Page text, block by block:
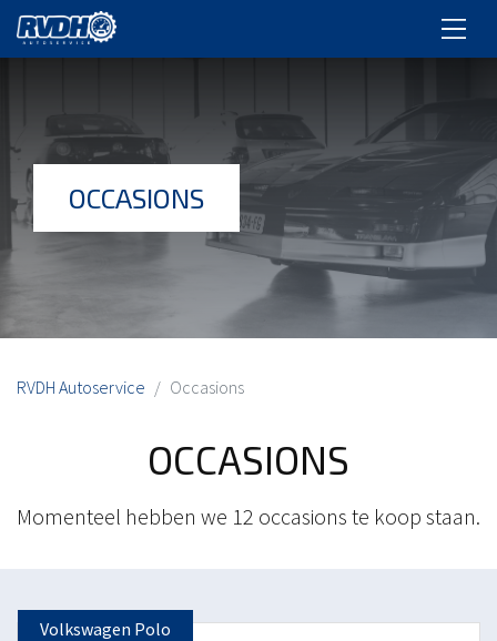
OCCASIONS
RVDH Autoservice Occasions
OCCASIONS
Momenteel hebben we 12 occasions te koop staan.
Volkswagen Polo